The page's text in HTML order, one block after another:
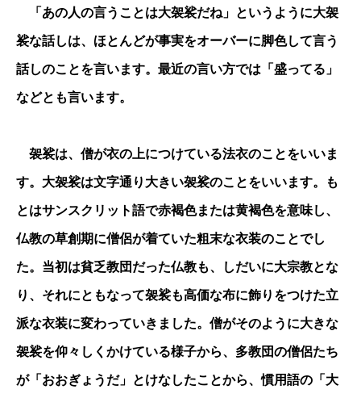
「あの人の言うことは大袈裟だね」というように大袈
裟な話しは、ほとんどが事実をオーバーに脚色して言う
話しのことを言います。最近の言い方では「盛ってる」
などとも言います。
袈裟は、僧が衣の上につけている法衣のことをいいま
す。大袈裟は文字通り大きい袈裟のことをいいます。も
とはサンスクリット語で赤褐色または黄褐色を意味し、
仏教の草創期に僧侶が着ていた粗末な衣装のことでし
た。当初は貧乏教団だった仏教も、しだいに大宗教とな
り、それにともなって袈裟も高価な布に飾りをつけた立
派な衣装に変わっていきました。僧がそのように大きな
袈裟を仰々しくかけている様子から、多教団の僧侶たち
が「おおぎょうだ」とけなしたことから、慣用語の「大